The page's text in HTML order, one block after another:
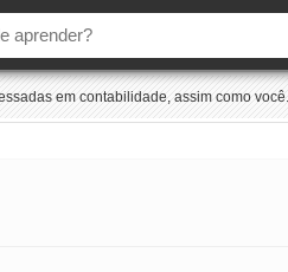
em contabilidade, assim como